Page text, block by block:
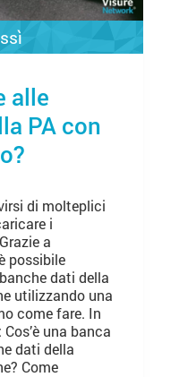
alle
PA con
di molteplici
i
a
possibile
dati della
utilizzando una
come fare. In
una banca
dati della
Come